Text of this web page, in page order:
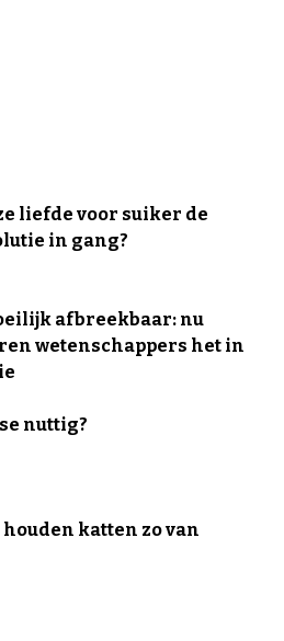
liefde voor suiker de
in gang?
afbreekbaar: nu
wetenschappers het in
nuttig?
katten zo van